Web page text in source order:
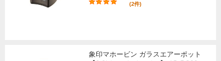
(2件)
象印マホービン ガラスエアーポット